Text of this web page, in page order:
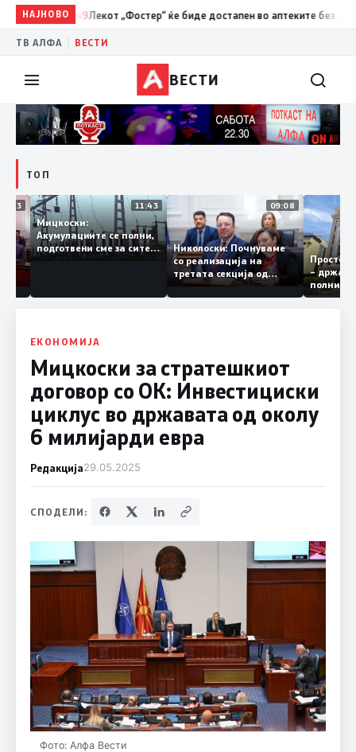
НАЈНОВО
08:49Лекот „Фостер“ ќе биде достапен во аптеките без доплата,
ТВ АЛФА ВЕСТИ
ВЕСТИ
ТОП
12:03
грант
за
11:43
Мицкоски:
Акумулациите се полни,
подготвени сме за сите
ризици, не размислување
09:08
Николоски: Почнуваме
со реализација на
третата секција од
железничкиот Коридор
8, Македонија станува
–
ЕКОНОМИЈА
Мицкоски за стратешкиот
договор со ОК: Инвестициски
циклус во државата од околу
6 милијарди евра
Редакција29.05.2025
СПОДЕЛИ:
Фото: Алфа Вести